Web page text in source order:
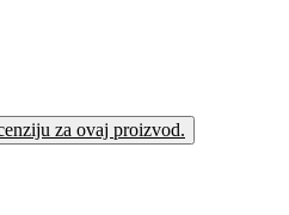
za ovaj proizvod.